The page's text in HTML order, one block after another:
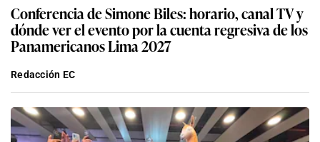
Conferencia de Simone Biles: horario, canal TV y
dónde ver el evento por la cuenta regresiva de los
Panamericanos Lima 2027
Redacción EC